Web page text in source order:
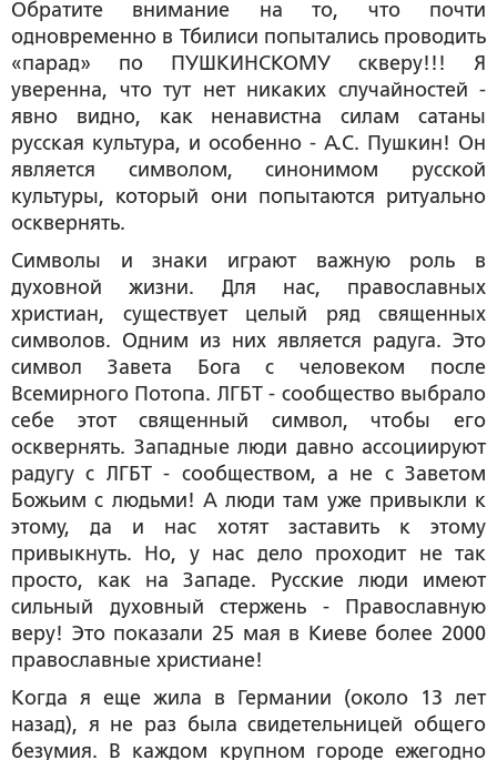
Обратите внимание на то, что почти
одновременно в Тбилиси попытались проводить
«парад» по ПУШКИНСКОМУ скверу!!! Я
уверенна, что тут нет никаких случайностей -
явно видно, как ненавистна силам сатаны
русская культура, и особенно - А.С. Пушкин! Он
является символом, синонимом русской
культуры, который они попытаются ритуально
осквернять.
Символы и знаки играют важную роль в
духовной жизни. Для нас, православных
христиан, существует целый ряд священных
символов. Одним из них является радуга. Это
символ Завета Бога с человеком после
Всемирного Потопа. ЛГБТ - сообщество выбрало
себе этот священный символ, чтобы его
осквернять. Западные люди давно ассоциируют
радугу с ЛГБТ - сообществом, а не с Заветом
Божьим с людьми! А люди там уже привыкли к
этому, да и нас хотят заставить к этому
привыкнуть. Но, у нас дело проходит не так
просто, как на Западе. Русские люди имеют
сильный духовный стержень - Православную
веру! Это показали 25 мая в Киеве более 2000
православные христиане!
Когда я еще жила в Германии (около 13 лет
назад), я не раз была свидетельницей общего
безумия. В каждом крупном городе ежегодно